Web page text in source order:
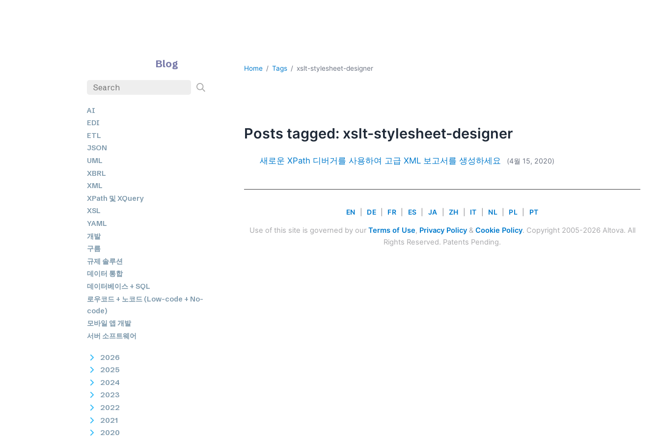
Blog
AI
EDI
ETL
JSON
UML
XBRL
XML
XPath 및 XQuery
XSL
YAML
개발
구름
규제 솔루션
데이터 통합
데이터베이스 + SQL
로우코드 + 노코드 (Low-code + No-
code)
모바일 앱 개발
서버 소프트웨어
2026
2025
2024
2023
2022
2021
2020
Home Tags xslt-stylesheet-designer
Posts tagged: xslt-stylesheet-designer
새로운 XPath 디버거를 사용하여 고급 XML 보고서를 생성하세요 (4월 15, 2020)
EN DE FR ES JA ZH IT NL PL PT
Use of this site is governed by our Terms of Use, Privacy Policy& Cookie Policy. Copyright 2005-2026 Altova. All
Rights Reserved. Patents Pending.